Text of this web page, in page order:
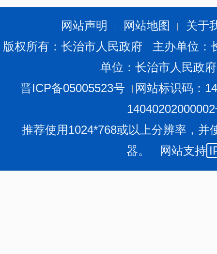
网站声明 网站地图
关于
版权所有：长治市人民政府 主办单位
单位：长治市人民政
晋ICP备05005523号
网站标识码：
推荐使用1024*768或以上分辨率，并
器。 网站支持